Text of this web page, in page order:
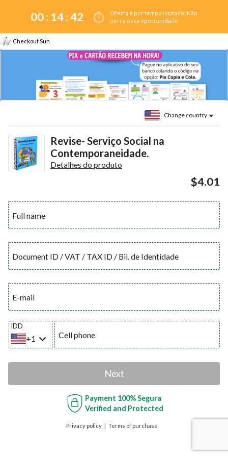
00 : 14:42
Oferta é por tempo limitado! Não
perca essa oportunidade
Checkout Sun
Change country
Revise- Serviço Social na
Contemporaneidade.
Detalhes do produto
$4.01
Full name
Document ID / VAT / TAX ID / Bil. de Identidade
E-mail
IDD
+1 Cell phone
Next
Payment 100% Segura
Verified and Protected
Privacy policy Terms of purchase